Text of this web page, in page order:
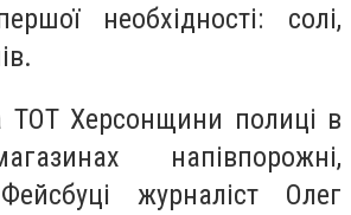
необхідності: солі,
Херсонщини полиці в
напівпорожні,
журналіст Олег